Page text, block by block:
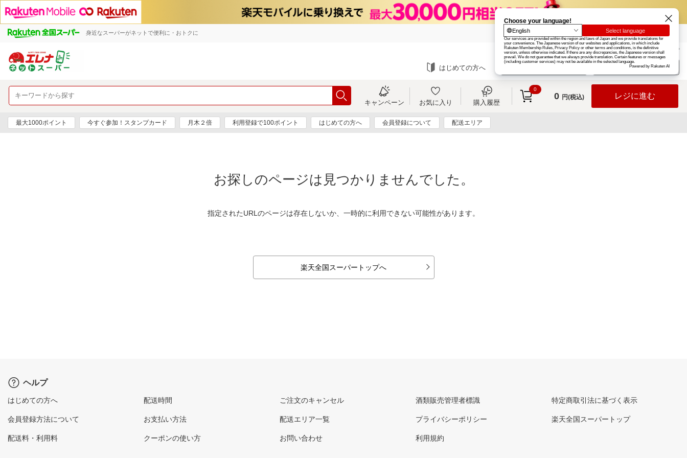
身近なスーパーがネットで便利に・おトクに 楽天グループ カード
お知らせ ヘルプ
はじめての方へ ログイン
キャンペーン お気に入り 購入履歴
0
0 円(税込) レジに進む
最大1000ポイント 今すぐ参加！スタンプカード 月木２倍 利用登録で100ポイント はじめての方へ 会員登録について 配送エリア
お探しのページは見つかりませんでした。
指定されたURLのページは存在しないか、一時的に利用できない可能性があります。
楽天全国スーパートップへ
ヘルプ
はじめての方へ
会員登録方法について
配送料・利用料
配送時間
お支払い方法
クーポンの使い方
ご注文のキャンセル
配送エリア一覧
お問い合わせ
酒類販売管理者標識
プライバシーポリシー
利用規約
特定商取引法に基づく表示
楽天全国スーパートップ